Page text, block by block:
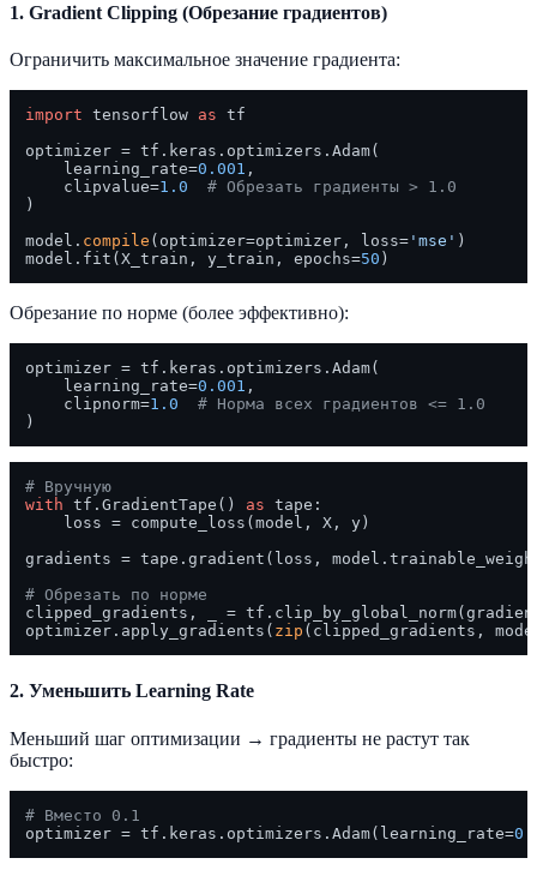
1. Gradient Clipping (Обрезание градиентов)
Ограничить максимальное значение градиента:
import tensorflow as tf
optimizer = tf.keras.optimizers.Adam(
    learning_rate=
0.001 ,
    clipvalue=
1.0
# Обрезать градиенты > 1.0
)
model. compile (optimizer=optimizer, loss= 'mse' )
model.fit(X_train, y_train, epochs=50
Обрезание по норме (более эффективно):
optimizer = tf.keras.optimizers.Adam(
    learning_rate=
0.001 ,
    clipnorm=
1.0
# Норма всех градиентов <= 1.0
# Вручную
with tf.GradientTape() as tape:
    loss = compute_loss(model, X, y)
gradients = tape.gradient(loss,
# Обрезать по норме
clipped_gradients, _ =
optimizer.apply_gradients( zip
2. Уменьшить Learning Rate
Меньший шаг оптимизации → градиенты не растут так
быстро:
# Вместо 0.1
optimizer = tf.keras.optimizers.Adam(learning_rate=